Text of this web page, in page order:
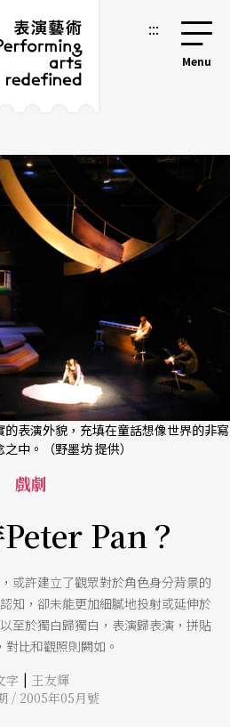
:::
表演外貌，充填在童話想像世界的非寫
中。（野墨坊 提供）
戲劇
Pan？
或許建立了觀眾對於角色身分背景的
知，卻未能更加細膩地投射或延伸於
至於獨白歸獨白，表演歸表演，拼貼
對比和觀照則闕如。
字 | 王友輝
/ 2005年05月號